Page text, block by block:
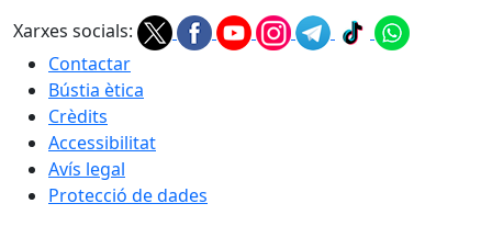
Xarxes socials:
Contactar
Bústia ètica
Crèdits
Accessibilitat
Avís legal
Protecció de dades